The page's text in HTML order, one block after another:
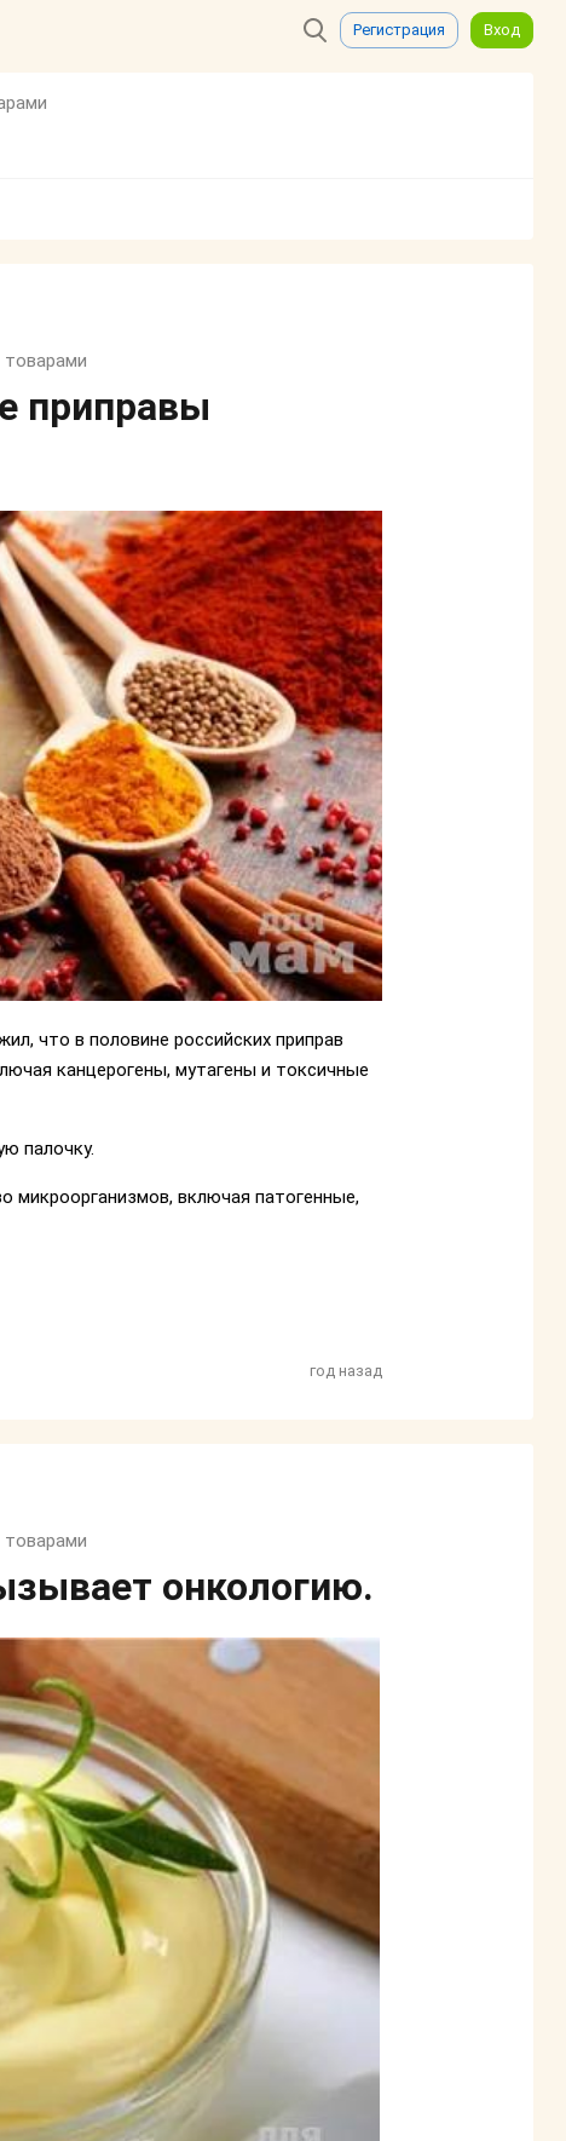
Регистрация Вход
товарами
приправы
что в половине российских приправ
канцерогены, мутагены и токсичные
палочку.
микроорганизмов, включая патогенные,
год назад
товарами
онкологию.